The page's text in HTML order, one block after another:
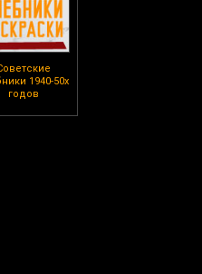
1940-50х
годов